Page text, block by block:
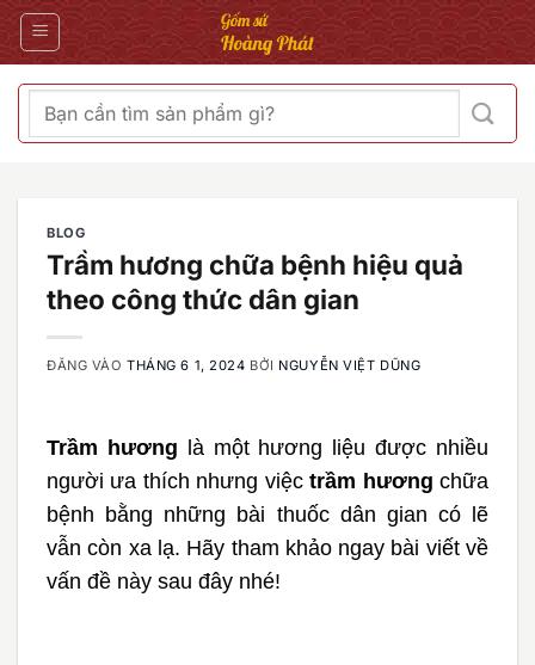
Bỏ
qua
Tìm
kiếm:
BLOG
Trầm hương chữa bệnh hiệu quả
theo công thức dân gian
ĐĂNG VÀOTHÁNG 6 1, 2024 BỞI NGUYỄN VIỆT DŨNG
Trầm hương là một hương liệu được nhiều
người ưa thích nhưng việctrầm hương chữa
bệnh bằng những bài thuốc dân gian có lẽ
vẫn còn xa lạ. Hãy tham khảo ngay bài viết về
vấn đề này sau đây nhé!